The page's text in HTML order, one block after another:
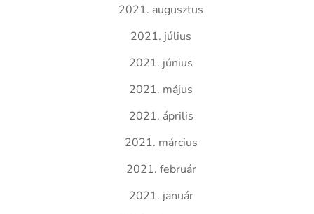
2021. augusztus
2021. július
2021. június
2021. május
2021. április
2021. március
2021. február
2021. január